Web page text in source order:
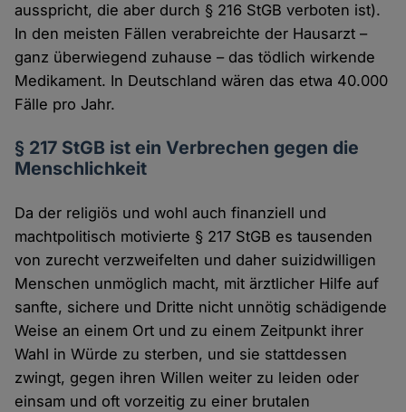
ausspricht, die aber durch § 216 StGB verboten ist).
In den meisten Fällen verabreichte der Hausarzt –
ganz überwiegend zuhause – das tödlich wirkende
Medikament. In Deutschland wären das etwa 40.000
Fälle pro Jahr.
§ 217 StGB ist ein Verbrechen gegen die
Menschlichkeit
Da der religiös und wohl auch finanziell und
machtpolitisch motivierte § 217 StGB es tausenden
von zurecht verzweifelten und daher suizidwilligen
Menschen unmöglich macht, mit ärztlicher Hilfe auf
sanfte, sichere und Dritte nicht unnötig schädigende
Weise an einem Ort und zu einem Zeitpunkt ihrer
Wahl in Würde zu sterben, und sie stattdessen
zwingt, gegen ihren Willen weiter zu leiden oder
einsam und oft vorzeitig zu einer brutalen